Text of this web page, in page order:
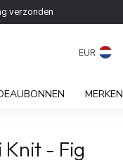
verzonden
EUR
MERKEN
Knit - Fig